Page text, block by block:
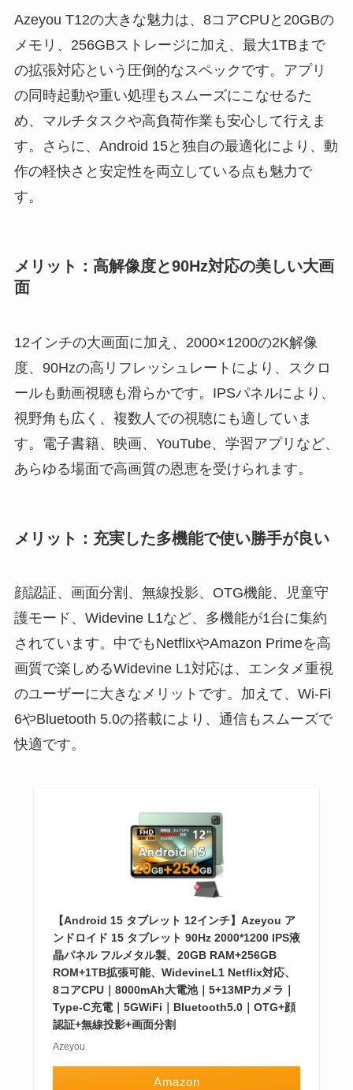
Azeyou T12の大きな魅力は、8コアCPUと20GBの
メモリ、256GBストレージに加え、最大1TBまで
の拡張対応という圧倒的なスペックです。アプリ
の同時起動や重い処理もスムーズにこなせるた
め、マルチタスクや高負荷作業も安心して行えま
す。さらに、Android 15と独自の最適化により、動
作の軽快さと安定性を両立している点も魅力で
す。
メリット：高解像度と90Hz対応の美しい大画
面
12インチの大画面に加え、2000×1200の2K解像
度、90Hzの高リフレッシュレートにより、スクロ
ールも動画視聴も滑らかです。IPSパネルにより、
視野角も広く、複数人での視聴にも適していま
す。電子書籍、映画、YouTube、学習アプリなど、
あらゆる場面で高画質の恩恵を受けられます。
メリット：充実した多機能で使い勝手が良い
顔認証、画面分割、無線投影、OTG機能、児童守
護モード、Widevine L1など、多機能が1台に集約
されています。中でもNetflixやAmazon Primeを高
画質で楽しめるWidevine L1対応は、エンタメ重視
のユーザーに大きなメリットです。加えて、Wi-Fi
6やBluetooth 5.0の搭載により、通信もスムーズで
快適です。
【Android 15 タブレット 12インチ】Azeyou ア
ンドロイド 15 タブレット 90Hz 2000*1200 IPS液
晶パネル フルメタル製、20GB RAM+256GB
ROM+1TB拡張可能、WidevineL1 Netflix対応、
8コアCPU｜8000mAh大電池｜5+13MPカメラ｜
Type-C充電｜5GWiFi｜Bluetooth5.0｜OTG+顔
認証+無線投影+画面分割
Azeyou
Amazon